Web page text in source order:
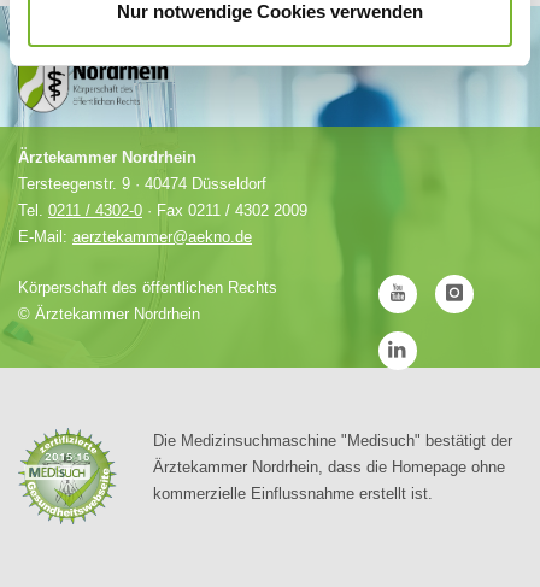
Nur notwendige Cookies verwenden
Ärztekammer Nordrhein
Tersteegenstr. 9 · 40474 Düsseldorf
Tel. 0211 / 4302-0 · Fax 0211 / 4302 2009
E-Mail: aerztekammer@aekno.de
Körperschaft des öffentlichen Rechts
© Ärztekammer Nordrhein
Die Medizinsuchmaschine "Medisuch" bestätigt der
Ärztekammer Nordrhein, dass die Homepage ohne
kommerzielle Einflussnahme erstellt ist.